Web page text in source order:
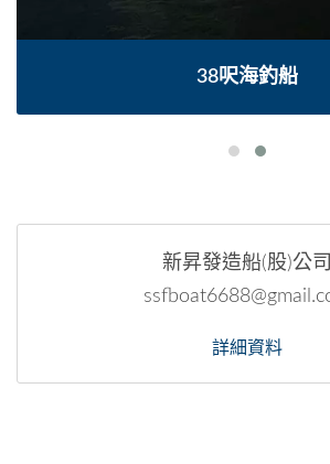
38呎海釣船
新昇發造船(股)公司
詳細資料